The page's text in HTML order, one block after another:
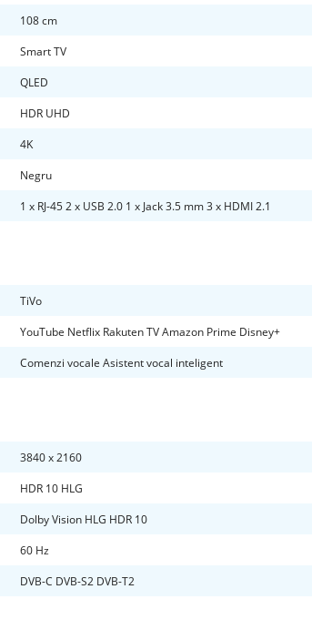
108 cm
Smart TV
QLED
HDR UHD
4K
Negru
1 x RJ-45 2 x USB 2.0 1 x Jack 3.5 mm 3 x HDMI 2.1
TiVo
YouTube Netflix Rakuten TV Amazon Prime Disney+
Comenzi vocale Asistent vocal inteligent
3840 x 2160
HDR 10 HLG
Dolby Vision HLG HDR 10
60 Hz
DVB-C DVB-S2 DVB-T2